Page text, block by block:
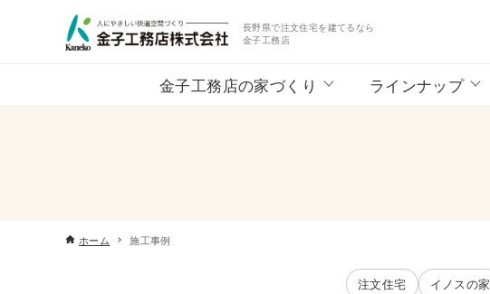
長野県で注文住宅を建てるなら
金子工務店
金子工務店の家づくり ラインナップ
ホーム 施工事例
注文住宅 イノスの家